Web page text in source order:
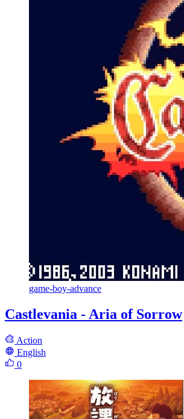
game-boy-advance
Castlevania - Aria of Sorrow
Action
English
0